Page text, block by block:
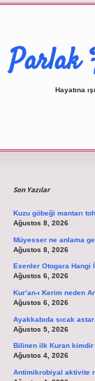
Parlak
Hayatına
Son Yazılar
Kuzu göbeği mantarı
Ağustos 8, 2026
Müyesser ne anlama
Ağustos 8, 2026
Esenler Otogara Hangi
Ağustos 6, 2026
Kur’an-ı Kerim neden
Ağustos 6, 2026
Ayakkabıda sıcak
Ağustos 5, 2026
Bilinen ilk Kuran kimdir
Ağustos 4, 2026
Antimikrobiyal aktivite